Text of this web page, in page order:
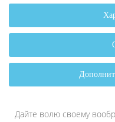
Дайте волю своему